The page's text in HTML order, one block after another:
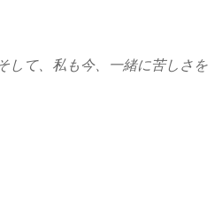
して、私も今、一緒に苦しさを